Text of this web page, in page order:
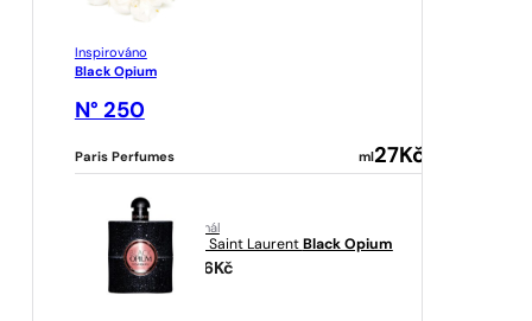
Inspirováno
Black Opium
N° 250
Paris Perfumes ml 27Kč
originál
Yves Saint Laurent Black Opium
1696Kč